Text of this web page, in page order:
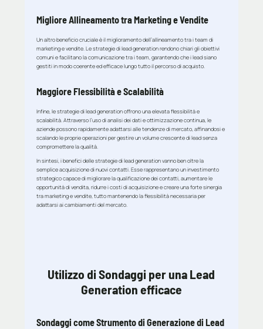
Migliore Allineamento tra Marketing e Vendite
Un altro beneficio cruciale è il miglioramento dell’allineamento tra i team di
marketing e vendite. Le strategie di lead generation rendono chiari gli obiettivi
comuni e facilitano la comunicazione tra i team, garantendo che i lead siano
gestiti in modo coerente ed efficace lungo tutto il percorso di acquisto.
Maggiore Flessibilità e Scalabilità
Infine, le strategie di lead generation offrono una elevata flessibilità e
scalabilità. Attraverso l’uso di analisi dei dati e ottimizzazione continua, le
aziende possono rapidamente adattarsi alle tendenze di mercato, affinandosi e
scalando le proprie operazioni per gestire un volume crescente di lead senza
compromettere la qualità.
In sintesi, i benefici delle strategie di lead generation vanno ben oltre la
semplice acquisizione di nuovi contatti. Esse rappresentano un investimento
strategico capace di migliorare la qualificazione dei contatti, aumentare le
opportunità di vendita, ridurre i costi di acquisizione e creare una forte sinergia
tra marketing e vendite, tutto mantenendo la flessibilità necessaria per
adattarsi ai cambiamenti del mercato.
Utilizzo di Sondaggi per una Lead
Generation efficace
Sondaggi come Strumento di Generazione di Lead